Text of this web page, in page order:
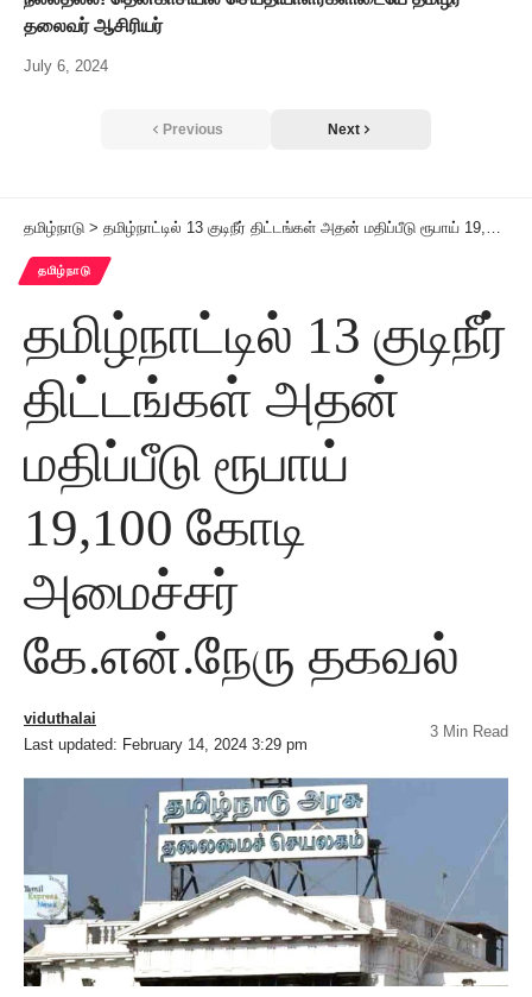
தலைவர் ஆசிரியர்
July 6, 2024
Previous Next
தமிழ்நாடு > தமிழ்நாட்டில் 13 குடிநீர் திட்டங்கள் அதன் மதிப்பீடு ரூபாய் 19,100 கோடி அமைச்சர் கே.என்.நேரு தகவல்
தமிழ்நாடு
தமிழ்நாட்டில் 13 குடிநீர்
திட்டங்கள் அதன்
மதிப்பீடு ரூபாய்
19,100 கோடி
அமைச்சர்
கே.என்.நேரு தகவல்
Last updated: February 14, 2024 3:29 pm
viduthalai
3 Min Read